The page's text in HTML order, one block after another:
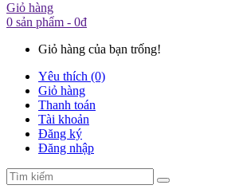
Giỏ hàng
0 sản phẩm - 0đ
Giỏ hàng của bạn trống!
Yêu thích (0)
Giỏ hàng
Thanh toán
Tài khoản
Đăng ký
Đăng nhập